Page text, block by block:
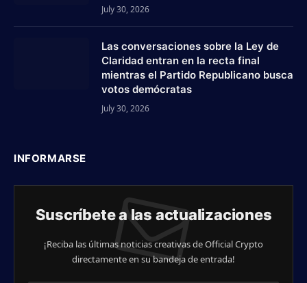
July 30, 2026
Las conversaciones sobre la Ley de
Claridad entran en la recta final
mientras el Partido Republicano busca
votos demócratas
July 30, 2026
INFORMARSE
Suscríbete a las actualizaciones
¡Reciba las últimas noticias creativas de Official Crypto
directamente en su bandeja de entrada!